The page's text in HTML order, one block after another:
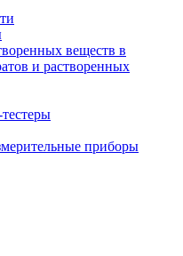
веществ в
и растворенных
приборы